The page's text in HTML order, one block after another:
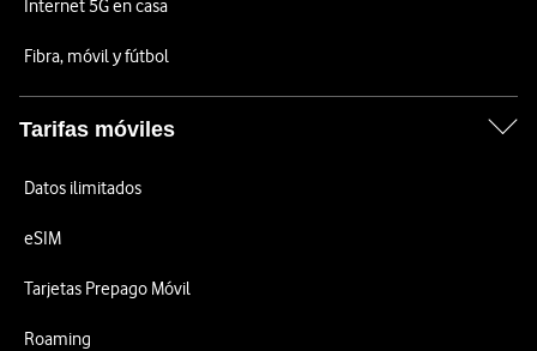
Internet 5G en casa
Fibra, móvil y fútbol
Tarifas móviles
Datos ilimitados
eSIM
Tarjetas Prepago Móvil
Roaming